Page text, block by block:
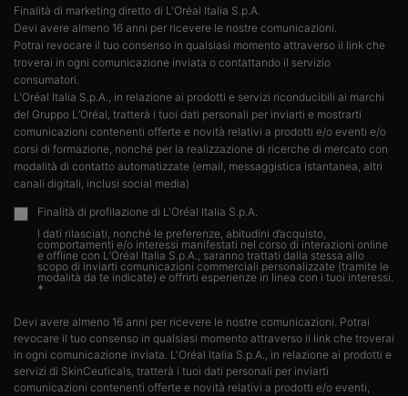
Finalità di marketing diretto di L'Oréal Italia S.p.A.​
Devi avere almeno 16 anni per ricevere le nostre comunicazioni.​
Potrai revocare il tuo consenso in qualsiasi momento attraverso il link che
troverai in ogni comunicazione inviata o contattando il servizio
consumatori.​
L'Oréal Italia S.p.A., in relazione ai prodotti e servizi riconducibili ai marchi
del Gruppo L’Oréal, tratterà i tuoi dati personali per inviarti e mostrarti
comunicazioni contenenti offerte e novità relativi a prodotti e/o eventi e/o
corsi di formazione, nonché per la realizzazione di ricerche di mercato con
modalità di contatto automatizzate (email, messaggistica istantanea, altri
canali digitali, inclusi social media)
Finalità di profilazione di L'Oréal Italia S.p.A.
I dati rilasciati, nonché le preferenze, abitudini d’acquisto,
comportamenti e/o interessi manifestati nel corso di interazioni online
e offline con L’Oréal Italia S.p.A., saranno trattati dalla stessa allo
scopo di inviarti comunicazioni commerciali personalizzate (tramite le
modalità da te indicate) e offrirti esperienze in linea con i tuoi interessi.​
*
Devi avere almeno 16 anni per ricevere le nostre comunicazioni. Potrai
revocare il tuo consenso in qualsiasi momento attraverso il link che troverai
in ogni comunicazione inviata. L'Oréal Italia S.p.A., in relazione ai prodotti e
servizi di SkinCeuticals, tratterà i tuoi dati personali per inviarti
comunicazioni contenenti offerte e novità relativi a prodotti e/o eventi,